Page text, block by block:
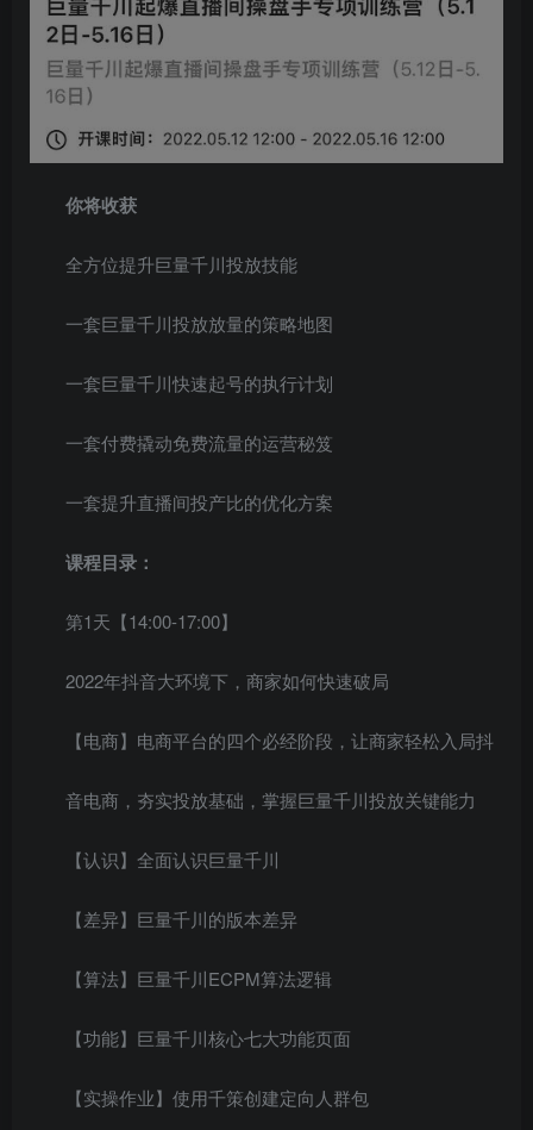
你将收获
全方位提升巨量千川投放技能
一套巨量千川投放放量的策略地图
一套巨量千川快速起号的执行计划
一套付费撬动免费流量的运营秘笈
一套提升直播间投产比的优化方案
课程目录：
第1天【14:00-17:00】
2022年抖音大环境下，商家如何快速破局
【电商】电商平台的四个必经阶段，让商家轻松入局抖
音电商，夯实投放基础，掌握巨量千川投放关键能力
【认识】全面认识巨量千川
【差异】巨量千川的版本差异
【算法】巨量千川ECPM算法逻辑
【功能】巨量千川核心七大功能页面
【实操作业】使用千策创建定向人群包